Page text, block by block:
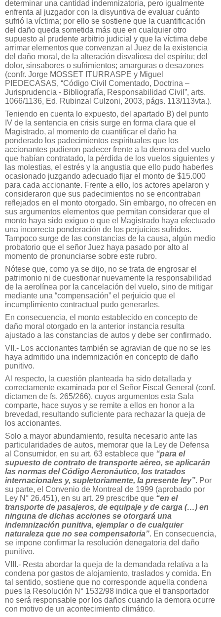
determinar una cantidad indemnizatoria, pero igualmente
enfrenta al juzgador con la disyuntiva de evaluar cuánto
sufrió la víctima; por ello se sostiene que la cuantificación
del daño queda sometida más que en cualquier otro
supuesto al prudente arbitrio judicial y que la víctima debe
arrimar elementos que convenzan al Juez de la existencia
del daño moral, de la alteración disvaliosa del espíritu; del
dolor, sinsabores o sufrimientos; amarguras o desazones
(confr. Jorge MOSSET ITURRASPE y Miguel
PIEDECASAS, “Código Civil Comentado, Doctrina –
Jurisprudencia - Bibliografía, Responsabilidad Civil”, arts.
1066/1136, Ed. Rubinzal Culzoni, 2003, págs. 113/113vta.).
Teniendo en cuenta lo expuesto, del apartado B) del punto
IV de la sentencia en crisis surge en forma clara que el
Magistrado, al momento de cuantificar el daño ha
ponderado los padecimientos espirituales que los
accionantes pudieron padecer frente a la demora del vuelo
que habían contratado, la pérdida de los vuelos siguientes y
las molestias, el estrés y la angustia que ello pudo haberles
ocasionado juzgando adecuado fijar el monto de $15.000
para cada accionante. Frente a ello, los actores apelaron y
consideraron que sus padecimientos no se encontraban
reflejados en el monto otorgado. Sin embargo, no ofrecen en
sus argumentos elementos que permitan considerar que el
monto haya sido exiguo o que el Magistrado haya efectuado
una incorrecta ponderación de los perjuicios sufridos.
Tampoco surge de las constancias de la causa, algún medio
probatorio que el señor Juez haya pasado por alto al
momento de pronunciarse sobre este rubro.
Nótese que, como ya se dijo, no se trata de engrosar el
patrimonio ni de cuestionar nuevamente la responsabilidad
de la aerolínea por la cancelación del vuelo, sino de mitigar
mediante una “compensación” el perjuicio que el
incumplimiento contractual pudo generarles.
En consecuencia, el monto establecido en concepto de
daño moral otorgado en la anterior instancia resulta
ajustado a las constancias de autos y debe ser confirmado.
VII.- Los accionantes también se agravian de que no se les
haya admitido una indemnización en concepto de daño
punitivo.
Al respecto, la cuestión planteada ha sido detallada y
correctamente examinada por el Señor Fiscal General (conf.
dictamen de fs. 265/266), cuyos argumentos esta Sala
comparte, hace suyos y se remite a ellos en honor a la
brevedad, resultando suficiente para rechazar la queja de
los accionantes.
Solo a mayor abundamiento, resulta necesario ante las
particularidades de autos, memorar que la Ley de Defensa
al Consumidor, en su art. 63 establece que “para el
supuesto de contrato de transporte aéreo, se aplicarán
las normas del Código Aeronáutico, los tratados
internacionales y, supletoriamente, la presente ley”. Por
su parte, el Convenio de Montreal de 1999 (aprobado por
Ley N° 26.451), en su art. 29 prescribe que “en el
transporte de pasajeros, de equipaje y de carga (…) en
ninguna de dichas acciones se otorgará una
indemnización punitiva, ejemplar o de cualquier
naturaleza que no sea compensatoria”. En consecuencia,
se impone confirmar la resolución denegatoria del daño
punitivo.
VIII.- Resta abordar la queja de la demandada relativa a la
condena por gastos de alojamiento, traslados y comida. En
tal sentido, sostiene que no corresponde aquella condena
pues la Resolución N° 1532/98 indica que el transportador
no será responsable por los daños cuando la demora ocurre
con motivo de un acontecimiento climático.